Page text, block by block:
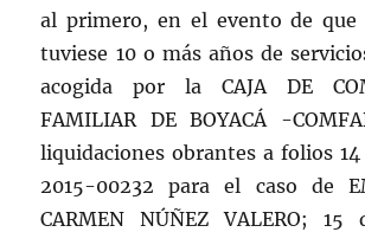
al primero, en el evento de que
tuviese 10 o más años de
acogida por la CAJA DE
FAMILIAR DE BOYACÁ -
liquidaciones obrantes a folios
2015-00232 para el caso de
CARMEN NÚÑEZ VALERO; 15